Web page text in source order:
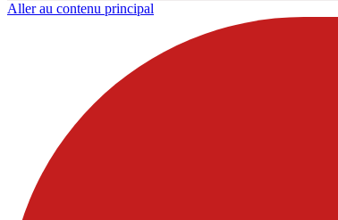
Aller au contenu principal